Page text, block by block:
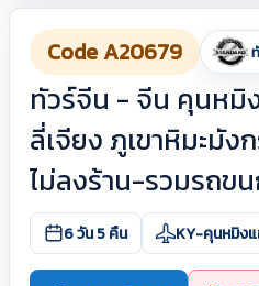
Code A20679
ทัวร์จีน - จีน คุนหมิ
ลี่เจียง ภูเขาหิมะมั
ไม่ลงร้าน-รวมรถขน
6 วัน 5 คืน KY-คุนหมิง